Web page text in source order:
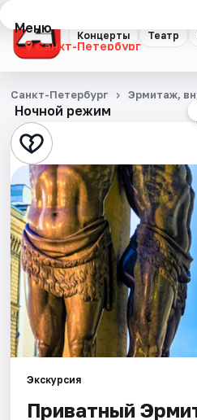
Концерты Театр
Меню
Санкт-Петербург
Концерты
Театр
Стендап
Выставки
Квесты
Экскурсии
Спорт
События
Города
Ночной режим
Санкт-Петербург Эрмитаж,
Экскурсия
Приватный